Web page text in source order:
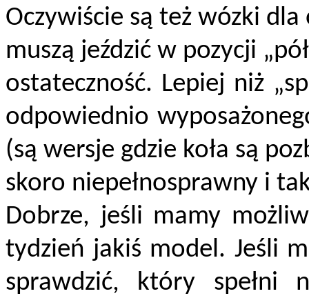
Oczywiście są też wózki
muszą jeździć w pozycji
ostateczność. Lepiej niż
odpowiednio
(są wersje gdzie koła są
skoro niepełnosprawny i
Dobrze, jeśli mamy
tydzień jakiś model. Jeśli
sprawdzić, który spełni